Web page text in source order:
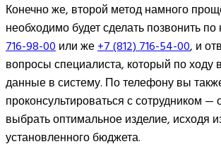
Конечно же, второй метод намного
необходимо будет сделать позвонить
716-98-00или же+7 (812) 716-54-00, и
вопросы специалиста, который по ходу
данные в систему. По телефону вы
проконсультироваться с сотрудником
выбрать оптимальное изделие, исходя
установленного бюджета.